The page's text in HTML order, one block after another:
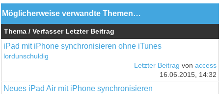
Möglicherweise verwandte Themen…
Thema / Verfasser Letzter Beitrag
iPad mit iPhone synchronisieren ohne iTunes
lordunschuldig
Letzter Beitrag von access
16.06.2015, 14:32
Neues iPad Air mit iPhone synchronisieren